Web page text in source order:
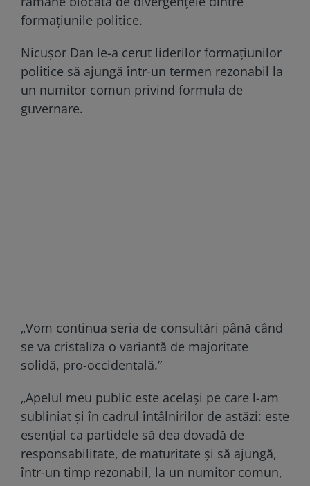
formațiunile politice.
Nicușor Dan le-a cerut liderilor formațiunilor
politice să ajungă într-un termen rezonabil la
un numitor comun privind formula de
guvernare.
„Vom continua seria de consultări până când
se va cristaliza o variantă de majoritate
solidă, pro-occidentală.”
„Apelul meu public este același pe care l-am
subliniat și în cadrul întâlnirilor de astăzi: este
esențial ca partidele să dea dovadă de
responsabilitate, de maturitate și să ajungă,
într-un timp rezonabil, la un numitor comun,